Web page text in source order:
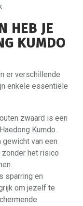
HEB JE
KUMDO
er verschillende
enkele essentiële
zwaard is een
Kumdo.
van een
zonder het risico
sparring en
om jezelf te